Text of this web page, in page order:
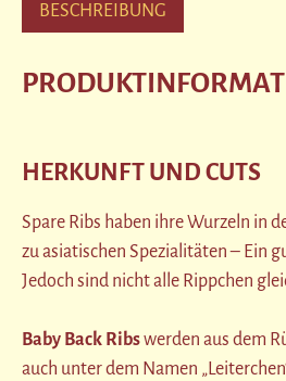
BESCHREIBUNG
HERKUNFT UND CUTS
Spare Ribs haben ihre Wurzeln in
zu asiatischen Spezialitäten – Ein
Jedoch sind nicht alle Rippchen
Baby Back Ribswerden aus dem
auch unter dem Namen